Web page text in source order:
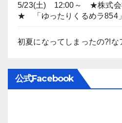
5/23(土) 12:00～ ★株式会
★ 「ゆったりくるめラ854
初夏になってしまったの?!な
公式Facebook